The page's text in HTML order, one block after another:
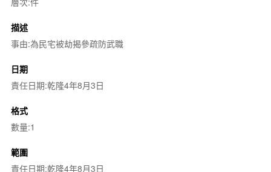
描述
事由:為民宅被劫揭參疏防武職
日期
責任日期:乾隆4年8月3日
格式
數量:1
範圍
責任日期:乾隆4年8月3日